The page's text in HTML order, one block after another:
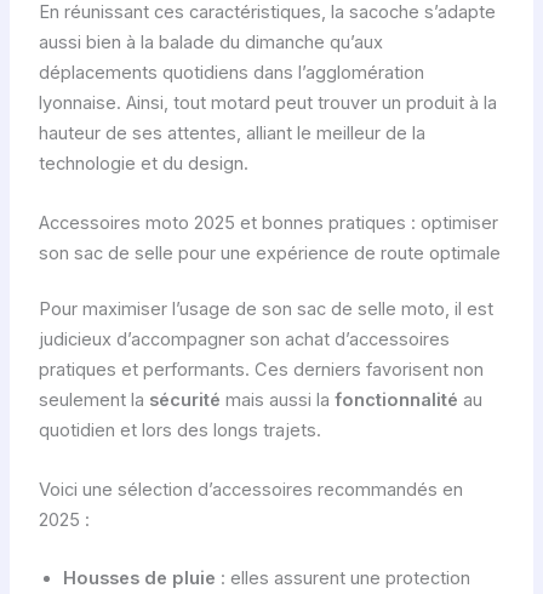
En réunissant ces caractéristiques, la sacoche s’adapte
aussi bien à la balade du dimanche qu’aux
déplacements quotidiens dans l’agglomération
lyonnaise. Ainsi, tout motard peut trouver un produit à la
hauteur de ses attentes, alliant le meilleur de la
technologie et du design.
Accessoires moto 2025 et bonnes pratiques : optimiser
son sac de selle pour une expérience de route optimale
Pour maximiser l’usage de son sac de selle moto, il est
judicieux d’accompagner son achat d’accessoires
pratiques et performants. Ces derniers favorisent non
seulement la sécurité mais aussi la fonctionnalité au
quotidien et lors des longs trajets.
Voici une sélection d’accessoires recommandés en
2025 :
Housses de pluie : elles assurent une protection